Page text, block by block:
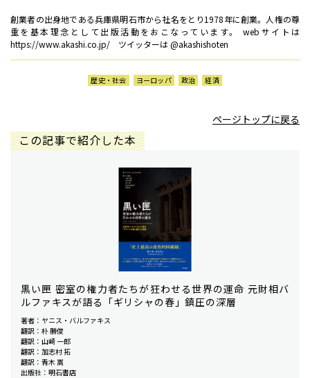
創業者の出身地である兵庫県明石市から社名をとり1978年に創業。人権の尊
重を基本理念として出版活動をおこなっています。 webサイトは
https://www.akashi.co.jp/ ツイッターは @akashishoten
歴史・社会 ヨーロッパ 政治 経済
ページトップに戻る
この記事で紹介した本
黒い匣 密室の権力者たちが狂わせる世界の運命 元財相バ
ルファキスが語る「ギリシャの春」鎮圧の深層
著者：ヤニス・バルファキス
翻訳：朴 勝俊
翻訳：山崎 一郎
翻訳：加志村 拓
翻訳：青木 嵩
出版社：明石書店